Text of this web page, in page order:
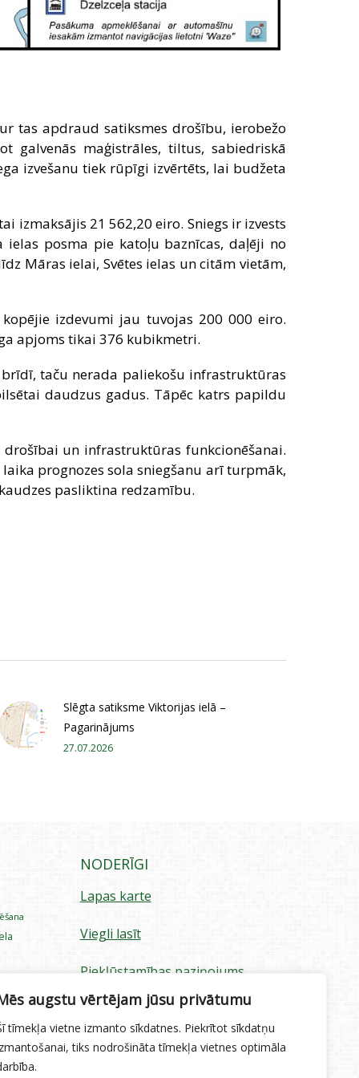
augstu vērtējam jūsu privātumu
tīmekļa vietne izmanto sīkdatnes. Piekrītot sīkdatņu
tiks nodrošināta tīmekļa vietnes optimāla
tas apdraud satiksmes drošību, ierobežo
galvenās maģistrāles, tiltus, sabiedriskā
izvešanu tiek rūpīgi izvērtēts, lai budžeta
izmaksājis 21 562,20 eiro. Sniegs ir izvests
posma pie katoļu baznīcas, daļēji no
Māras ielai, Svētes ielas un citām vietām,
izdevumi jau tuvojas 200 000 eiro.
apjoms tikai 376 kubikmetri.
taču nerada paliekošu infrastruktūras
daudzus gadus. Tāpēc katrs papildu
un infrastruktūras funkcionēšanai.
prognozes sola sniegšanu arī turpmāk,
pasliktina redzamību.
Slēgta satiksme Viktorijas ielā –
Pagarinājums
27.07.2026
NODERĪGI
Lapas karte
Viegli lasīt
Piekļūstamības paziņojums
Sīkdatņu izmantošana
Privātuma politika